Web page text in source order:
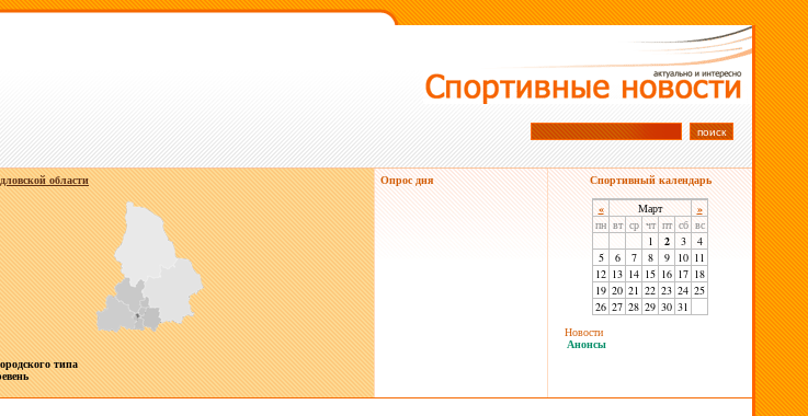
области
типа
Опрос дня Спортивный календарь
« Март
»
пн вт ср чт пт сб вс
1
2 3
4
5
6 7 8 9 10 11
12 13 14 15 16 17 18
19 20 21 22 23 24 25
26 27 28 29 30 31
Новости
Анонсы